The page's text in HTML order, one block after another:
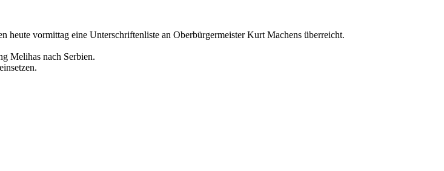
vormittag eine Unterschriftenliste an Oberbürgermeister Kurt Machens überreicht.
Melihas nach Serbien.